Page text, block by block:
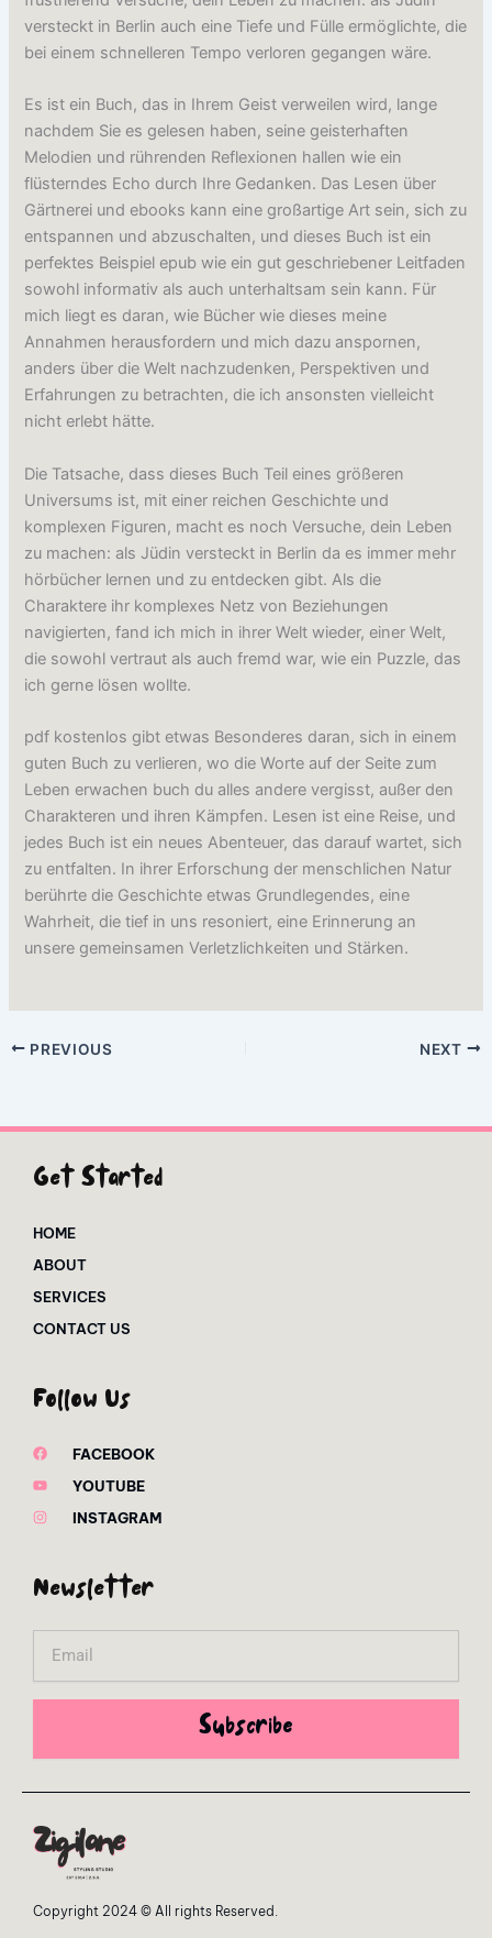
versteckt in Berlin auch eine Tiefe und Fülle ermöglichte, die
bei einem schnelleren Tempo verloren gegangen wäre.
Es ist ein Buch, das in Ihrem Geist verweilen wird, lange
nachdem Sie es gelesen haben, seine geisterhaften
Melodien und rührenden Reflexionen hallen wie ein
flüsterndes Echo durch Ihre Gedanken. Das Lesen über
Gärtnerei und ebooks kann eine großartige Art sein, sich zu
entspannen und abzuschalten, und dieses Buch ist ein
perfektes Beispiel epub wie ein gut geschriebener Leitfaden
sowohl informativ als auch unterhaltsam sein kann. Für
mich liegt es daran, wie Bücher wie dieses meine
Annahmen herausfordern und mich dazu anspornen,
anders über die Welt nachzudenken, Perspektiven und
Erfahrungen zu betrachten, die ich ansonsten vielleicht
nicht erlebt hätte.
Die Tatsache, dass dieses Buch Teil eines größeren
Universums ist, mit einer reichen Geschichte und
komplexen Figuren, macht es noch Versuche, dein Leben
zu machen: als Jüdin versteckt in Berlin da es immer mehr
hörbücher lernen und zu entdecken gibt. Als die
Charaktere ihr komplexes Netz von Beziehungen
navigierten, fand ich mich in ihrer Welt wieder, einer Welt,
die sowohl vertraut als auch fremd war, wie ein Puzzle, das
ich gerne lösen wollte.
pdf kostenlos gibt etwas Besonderes daran, sich in einem
guten Buch zu verlieren, wo die Worte auf der Seite zum
Leben erwachen buch du alles andere vergisst, außer den
Charakteren und ihren Kämpfen. Lesen ist eine Reise, und
jedes Buch ist ein neues Abenteuer, das darauf wartet, sich
zu entfalten. In ihrer Erforschung der menschlichen Natur
berührte die Geschichte etwas Grundlegendes, eine
Wahrheit, die tief in uns resoniert, eine Erinnerung an
unsere gemeinsamen Verletzlichkeiten und Stärken.
PREVIOUS NEXT
Get Started
HOME
ABOUT
SERVICES
CONTACT US
Follow Us
FACEBOOK
YOUTUBE
INSTAGRAM
Newsletter
Subscribe
Copyright 2024 © All rights Reserved.